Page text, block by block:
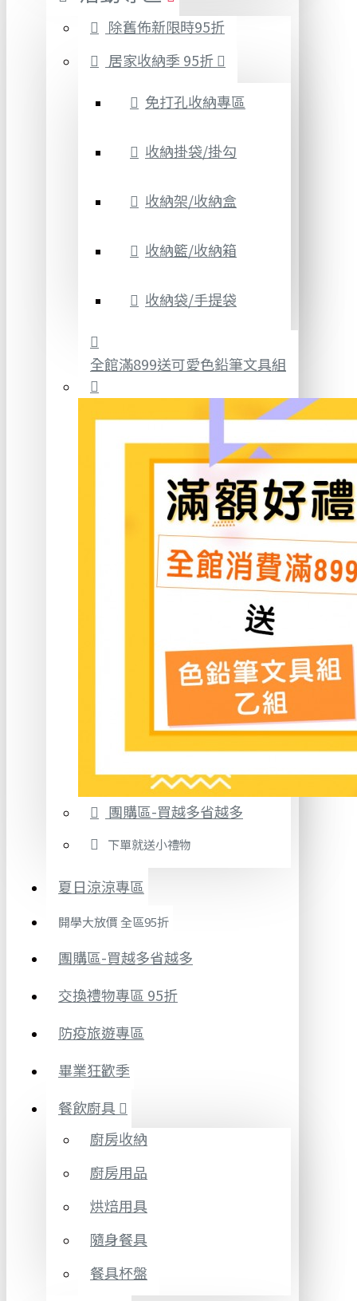
除舊佈新限時95折
居家收納季 95折
免打孔收納專區
收納掛袋/掛勾
收納架/收納盒
收納籃/收納箱
收納袋/手提袋
全館滿899送可愛色鉛筆文具組
團購區-買越多省越多
下單就送小禮物
夏日涼涼專區
開學大放價 全區95折
團購區-買越多省越多
交換禮物專區 95折
防疫旅遊專區
畢業狂歡季
餐飲廚具
廚房收納
廚房用品
烘焙用具
隨身餐具
餐具杯盤